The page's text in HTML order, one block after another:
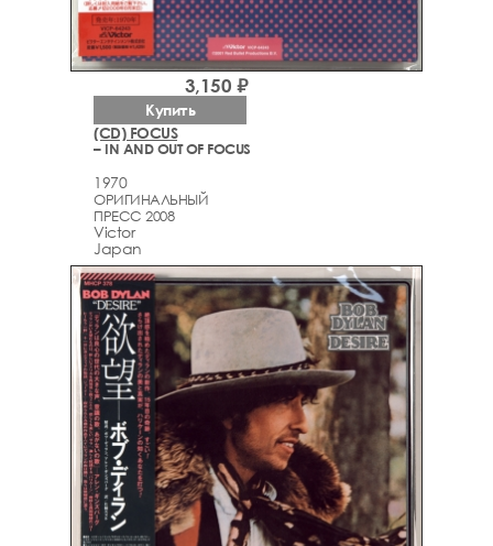
(CD) FOCUS
– IN AND OUT OF FOCUS
1970
ОРИГИНАЛЬНЫЙ
ПРЕСС 2008
Victor
Japan
3,150 ₽
Купить